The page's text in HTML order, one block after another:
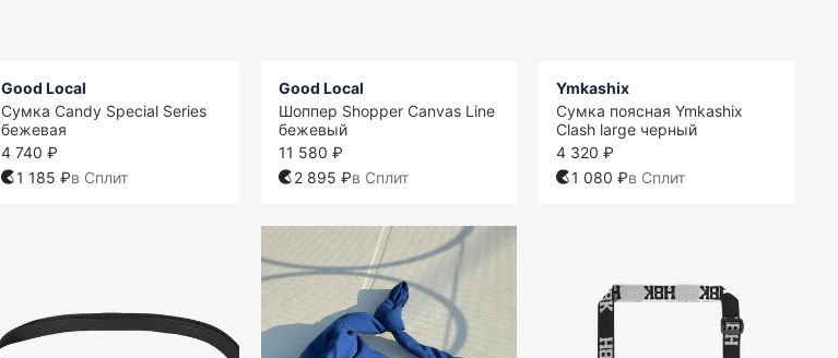
Good Local
Сумка Candy Special Series
бежевая
4 740 ₽
1 185 ₽в Сплит
Good Local
Шоппер Shopper Canvas Line
бежевый
11 580 ₽
2 895 ₽в Сплит
Ymkashix
Сумка поясная Ymkashix
Clash large черный
4 320 ₽
1 080 ₽в Сплит